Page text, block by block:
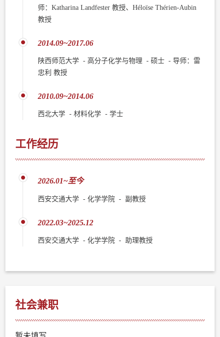
师：Katharina Landfester 教授、Héloïse Thérien-Aubin
教授
2014.09~2017.06
陕西师范大学 - 高分子化学与物理 - 硕士 - 导师：雷
忠利 教授
2010.09~2014.06
西北大学 - 材料化学 - 学士
工作经历
2026.01~至今
西安交通大学 - 化学学院 - 副教授
2022.03~2025.12
西安交通大学 - 化学学院 - 助理教授
社会兼职